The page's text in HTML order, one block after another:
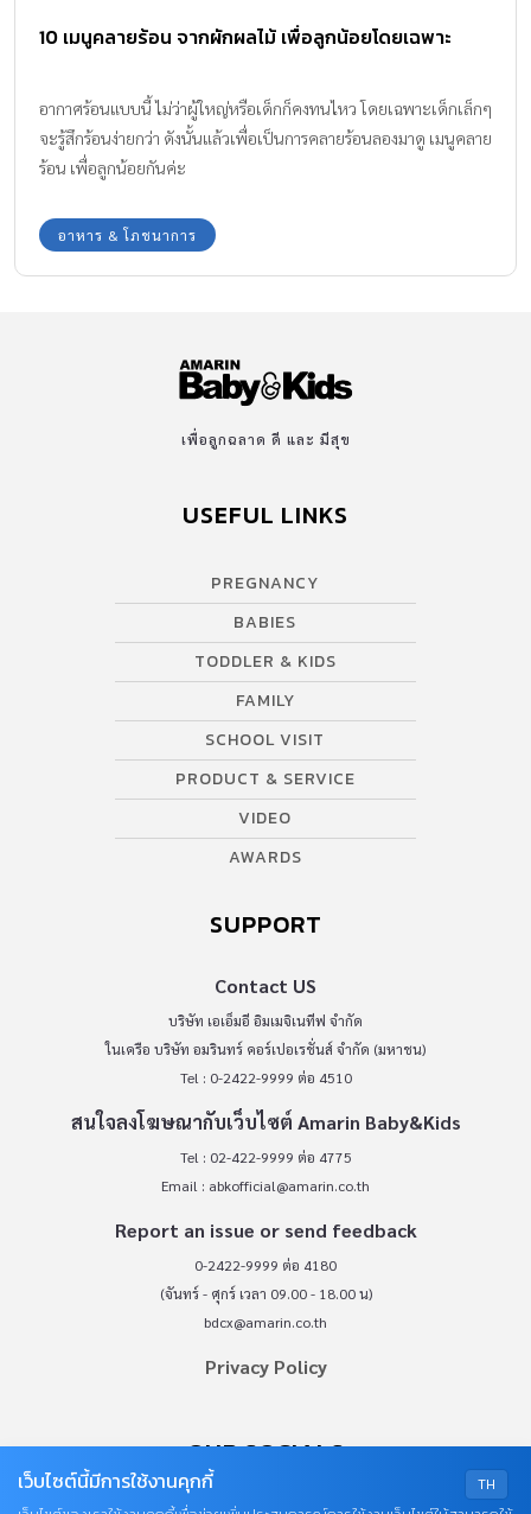
10 เมนูคลายร้อน จากผักผลไม้ เพื่อลูกน้อยโดยเฉพาะ
อากาศร้อนแบบนี้ ไม่ว่าผู้ใหญ่หรือเด็กก็คงทนไหว โดยเฉพาะเด็กเล็กๆ
จะรู้สึกร้อนง่ายกว่า ดังนั้นแล้วเพื่อเป็นการคลายร้อนลองมาดู เมนูคลาย
ร้อน เพื่อลูกน้อยกันค่ะ
อาหาร & โภชนาการ
เพื่อลูกฉลาด ดี และ มีสุข
USEFUL LINKS
PREGNANCY
BABIES
TODDLER & KIDS
FAMILY
SCHOOL VISIT
PRODUCT & SERVICE
VIDEO
AWARDS
SUPPORT
Contact US
บริษัท เอเอ็มอี อิมเมจิเนทีฟ จำกัด
ในเครือ บริษัท อมรินทร์ คอร์เปอเรชั่นส์ จำกัด (มหาชน)
Tel : 0-2422-9999 ต่อ 4510
สนใจลงโฆษณากับเว็บไซต์ Amarin Baby&Kids
Tel : 02-422-9999 ต่อ 4775
Email : abkofficial@amarin.co.th
Report an issue or send feedback
0-2422-9999 ต่อ 4180
(จันทร์ - ศุกร์ เวลา 09.00 - 18.00 น)
bdcx@amarin.co.th
Privacy Policy
OUR SOCIALS
TH
เว็บไซต์นี้มีการใช้งานคุกกี้